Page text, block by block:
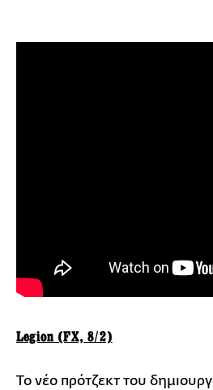
Legion (FX, 8/2)
Το νέο πρότζεκτ του